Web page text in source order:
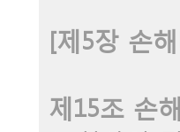
[제5장 손
제15조 손